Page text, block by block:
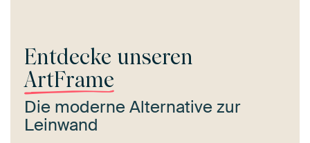
Entdecke unseren
ArtFrame
Die moderne Alternative zur
Leinwand